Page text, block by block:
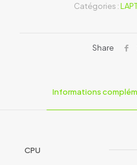
Catégories :
Share
Informations
CPU